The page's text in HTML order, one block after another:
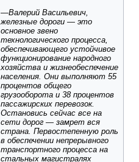
—Валерий Васильевич,
железные дороги — это
основное звено
технологического процесса,
обеспечивающего устойчивое
функционирование народного
хозяйства и жизнеобеспечение
населения. Они выполняют 55
процентов общего
грузооборота и 38 процентов
пассажирских перевозок.
Остановись сейчас все на
сети дорог — замрет вся
страна. Первостепенную роль
в обеспечении непрерывного
транспортного процесса на
стальных магистралях